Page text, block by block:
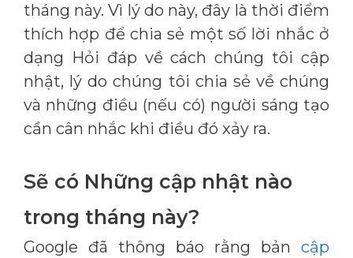
tháng này. Vì lý do này, đây là thời điểm
thích hợp để chia sẻ một số lời nhắc ở
dạng Hỏi đáp về cách chúng tôi cập
nhật, lý do chúng tôi chia sẻ về chúng
và những điều (nếu có) người sáng tạo
cần cân nhắc khi điều đó xảy ra.
Sẽ có Những cập nhật nào
trong tháng này?
Google đã thông báo rằng bản cập